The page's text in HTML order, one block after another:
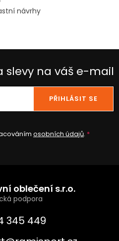
návrhy
slevy na váš e-mail
osobních údajů.
PŘIHLÁSIT SE
oblečení s.r.o.
345 449